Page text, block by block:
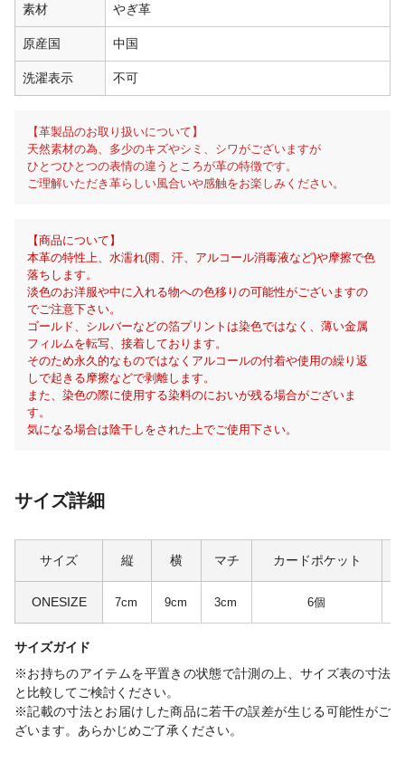
素材 やぎ革
原産国 中国
洗濯表示 不可
【革製品のお取り扱いについて】
天然素材の為、多少のキズやシミ、シワがございますが
ひとつひとつの表情の違うところが革の特徴です。
ご理解いただき革らしい風合いや感触をお楽しみください。
【商品について】
本革の特性上、水濡れ(雨、汗、アルコール消毒液など)や摩擦で色
落ちします。
淡色のお洋服や中に入れる物への色移りの可能性がございますの
でご注意下さい。
ゴールド、シルバーなどの箔プリントは染色ではなく、薄い金属
フィルムを転写、接着しております。
そのため永久的なものではなくアルコールの付着や使用の繰り返
しで起きる摩擦などで剥離します。
また、染色の際に使用する染料のにおいが残る場合がございま
す。
気になる場合は陰干しをされた上でご使用下さい。
サイズ詳細
サイズ 縦 横 マチ カードポケット
ONESIZE 7cm 9cm 3cm 6個
サイズガイド
※お持ちのアイテムを平置きの状態で計測の上、サイズ表の寸法
と比較してご検討ください。
※記載の寸法とお届けした商品に若干の誤差が生じる可能性がご
ざいます。あらかじめご了承ください。